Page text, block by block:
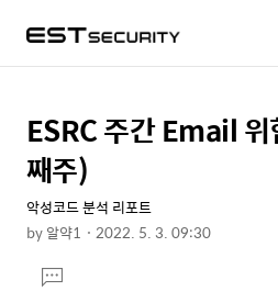
상
세
컨
텐
본
문
제
목
ESRC 주간 Email
째주)
악성코드 분석 리포트
by알약1 2022. 5. 3. 09:30
문댓
글